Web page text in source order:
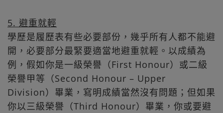
5. 避重就輕
學歷是履歷表有些必要部份，幾乎所有人都不能避
開，必要部分最緊要適當地避重就輕。以成績為
例，假如你是一級榮譽（First Honour）或二級
榮譽甲等（Second Honour – Upper
Division）畢業，寫明成績當然沒有問題；但如果
你以三級榮譽（Third Honour）畢業，你或要避